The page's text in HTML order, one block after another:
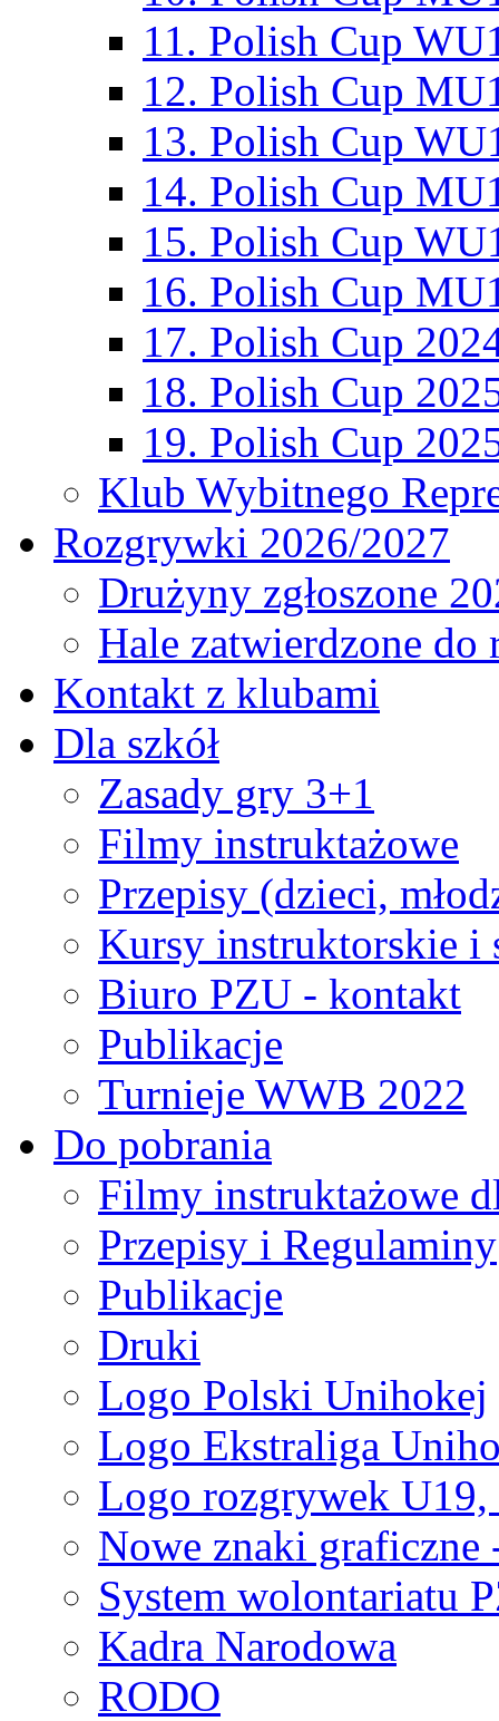
11. Polish Cup
12. Polish Cup
13. Polish Cup
14. Polish Cup
15. Polish Cup
16. Polish Cup
17. Polish Cup
18. Polish Cup
19. Polish Cup
Klub Wybitnego
Rozgrywki 2026/2027
Drużyny zgłoszone
Hale zatwierdzone
Kontakt z klubami
Dla szkół
Zasady gry 3+1
Filmy instruktażowe
Przepisy (dzieci,
Kursy instruktorskie i
Biuro PZU - kontakt
Publikacje
Turnieje WWB 2022
Do pobrania
Filmy instruktażowe
Przepisy i Regulaminy
Publikacje
Druki
Logo Polski Unihokej
Logo Ekstraliga
Logo rozgrywek
Nowe znaki graficzne
System wolontariatu
Kadra Narodowa
RODO